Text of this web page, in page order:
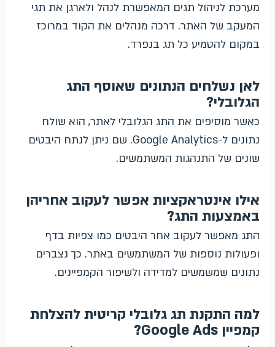
מערכת לניהול תגים המאפשרת לנהל ולארגן את תגי
המעקב של האתר. דרכה מנהלים את הקוד במרוכז
במקום להטמיע כל תג בנפרד.
לאן נשלחים הנתונים שאוסף התג
הגלובלי?
כאשר מוסיפים את התג הגלובלי לאתר, הוא שולח
נתונים ל-Google Analytics. שם ניתן לנתח היבטים
שונים של התנהגות המשתמשים.
אילו אינטראקציות אפשר לעקוב אחריהן
באמצעות התג?
התג מאפשר לעקוב אחר היבטים כמו צפיות בדף
ופעולות נוספות של המשתמשים באתר. כך נצברים
נתונים שמשמשים למדידה ולשיפור הקמפיינים.
למה התקנת תג גלובלי קריטית להצלחת
קמפיין Google Ads?